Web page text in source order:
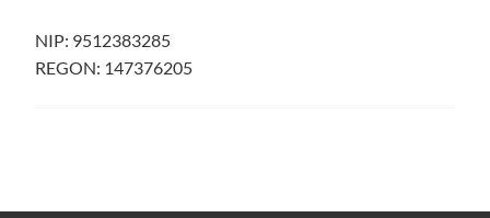
NIP: 9512383285
REGON: 147376205